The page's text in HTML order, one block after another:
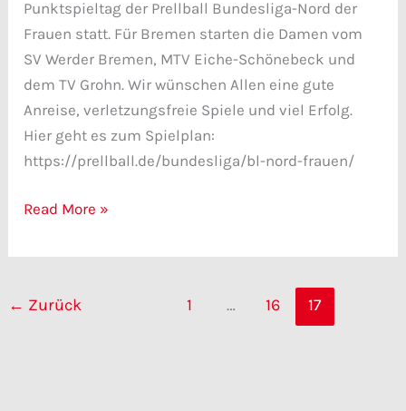
Punktspieltag der Prellball Bundesliga-Nord der
Frauen statt. Für Bremen starten die Damen vom
SV Werder Bremen, MTV Eiche-Schönebeck und
dem TV Grohn. Wir wünschen Allen eine gute
Anreise, verletzungsfreie Spiele und viel Erfolg.
Hier geht es zum Spielplan:
https://prellball.de/bundesliga/bl-nord-frauen/
Read More »
← Zurück 1 … 16 17